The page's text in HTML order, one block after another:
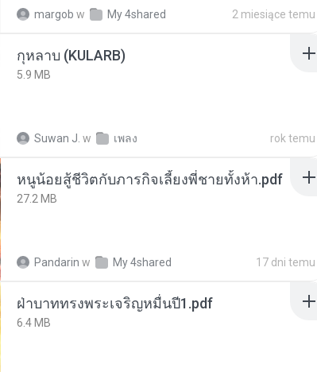
margob w My 4shared 2 miesiące temu
กุหลาบ (KULARB)
5.9 MB
Suwan J. w เพลง rok temu
หนูน้อยสู้ชีวิตกับภารกิจเลี้ยงพี่ชายทั้งห้า.pdf
27.2 MB
Pandarin w My 4shared 17 dni temu
ฝ่าบาททรงพระเจริญหมื่นปี1.pdf
6.4 MB